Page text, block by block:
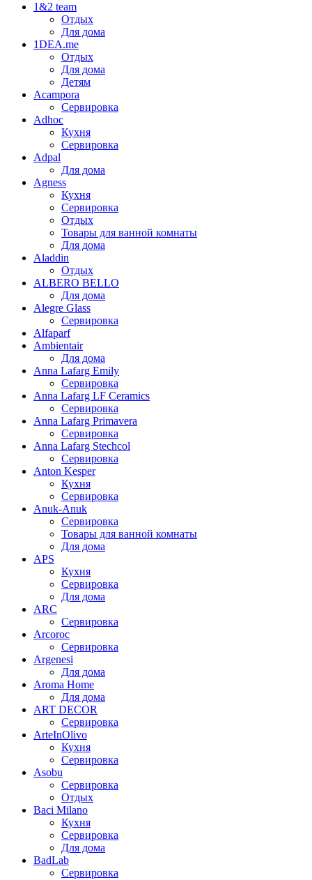
1&2 team
Отдых
Для дома
1DEA.me
Отдых
Для дома
Детям
Acampora
Сервировка
Adhoc
Кухня
Сервировка
Adpal
Для дома
Agness
Кухня
Сервировка
Отдых
Товары для ванной комнаты
Для дома
Aladdin
Отдых
ALBERO BELLO
Для дома
Alegre Glass
Сервировка
Alfaparf
Ambientair
Для дома
Anna Lafarg Emily
Сервировка
Anna Lafarg LF Ceramics
Сервировка
Anna Lafarg Primavera
Сервировка
Anna Lafarg Stechcol
Сервировка
Anton Kesper
Кухня
Сервировка
Anuk-Anuk
Сервировка
Товары для ванной комнаты
Для дома
APS
Кухня
Сервировка
Для дома
ARC
Сервировка
Arcoroc
Сервировка
Argenesi
Для дома
Aroma Home
Для дома
ART DECOR
Сервировка
ArteInOlivo
Кухня
Сервировка
Asobu
Сервировка
Отдых
Baci Milano
Кухня
Сервировка
Для дома
BadLab
Сервировка